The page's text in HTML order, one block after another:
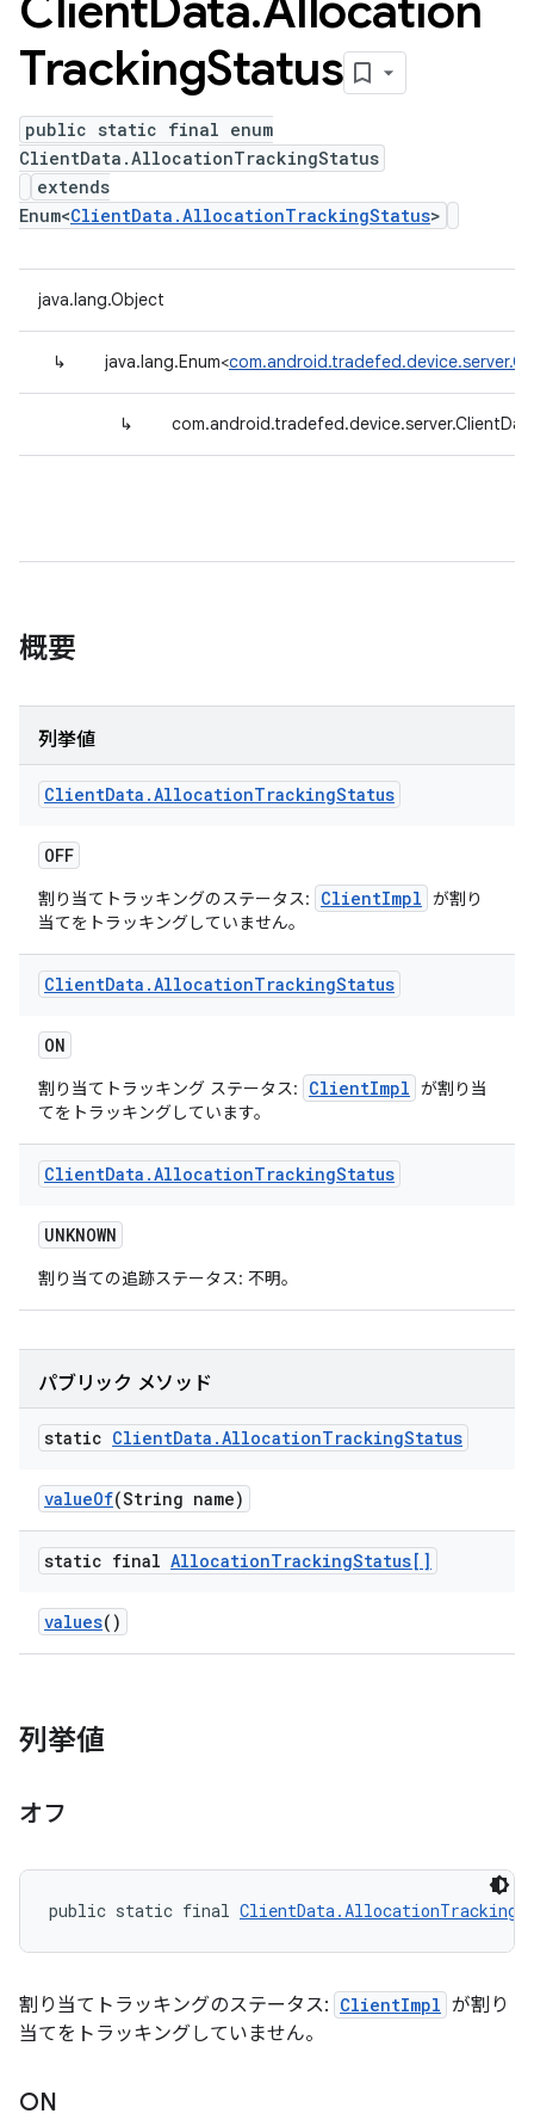
TrackingStatus
public static final enum
ClientData.AllocationTrackingStatus
extends
Enum<ClientData.AllocationTrackingStatus>
java.lang.Object
↳ java.lang.Enum<
↳
概要
列挙値
ClientData .AllocationTrackingStatus
OFF
割り当てトラッキングのステータス: ClientImpl が割り
当てをトラッキングしていません。
ClientData .AllocationTrackingStatus
ON
割り当てトラッキング ステータス: ClientImpl が割り当
てをトラッキングしています。
ClientData .AllocationTrackingStatus
UNKNOWN
割り当ての追跡ステータス: 不明。
パブリック メソッド
static ClientData .AllocationTrackingStatus
valueOf(String name)
static final AllocationTrackingStatus[]
values()
列挙値
オフ
public static final
割り当てトラッキングのステータス: ClientImpl が割り
当てをトラッキングしていません。
ON